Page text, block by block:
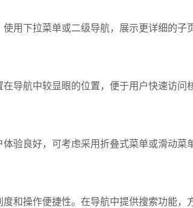
用下拉菜单或二级导航，展示更详细的子
导航中较显眼的位置，便于用户快速访问
验良好，可考虑采用折叠式菜单或滑动菜
和操作便捷性。在导航中提供搜索功能，